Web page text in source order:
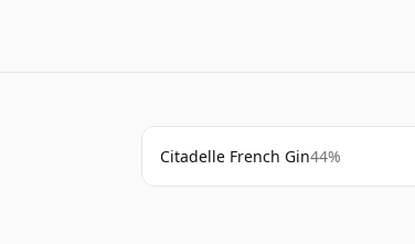
Citadelle French Gin44%